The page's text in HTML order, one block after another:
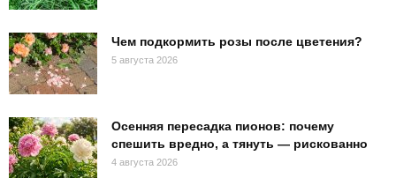
Чем подкормить розы после цветения?
5 августа 2026
Осенняя пересадка пионов: почему
спешить вредно, а тянуть — рискованно
4 августа 2026